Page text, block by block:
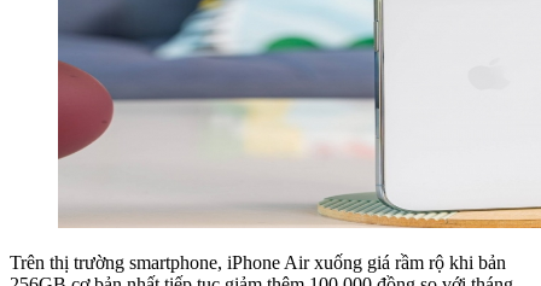
Trên thị trường smartphone, iPhone Air xuống giá rầm rộ khi bản